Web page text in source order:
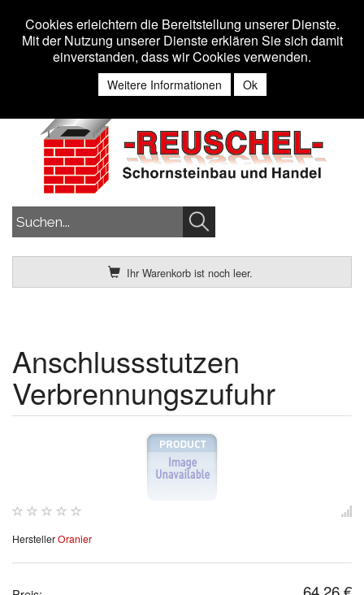
Anmelden
Ihr Warenkorb ist noch leer.
MENU Toggle
Anschlussstutzen
Verbrennungszufuhr
HerstellerOranier
Cookies erleichtern die Bereitstellung unserer Dienste.
Mit der Nutzung unserer Dienste erklären Sie sich damit
einverstanden, dass wir Cookies verwenden.
Weitere Informationen Ok